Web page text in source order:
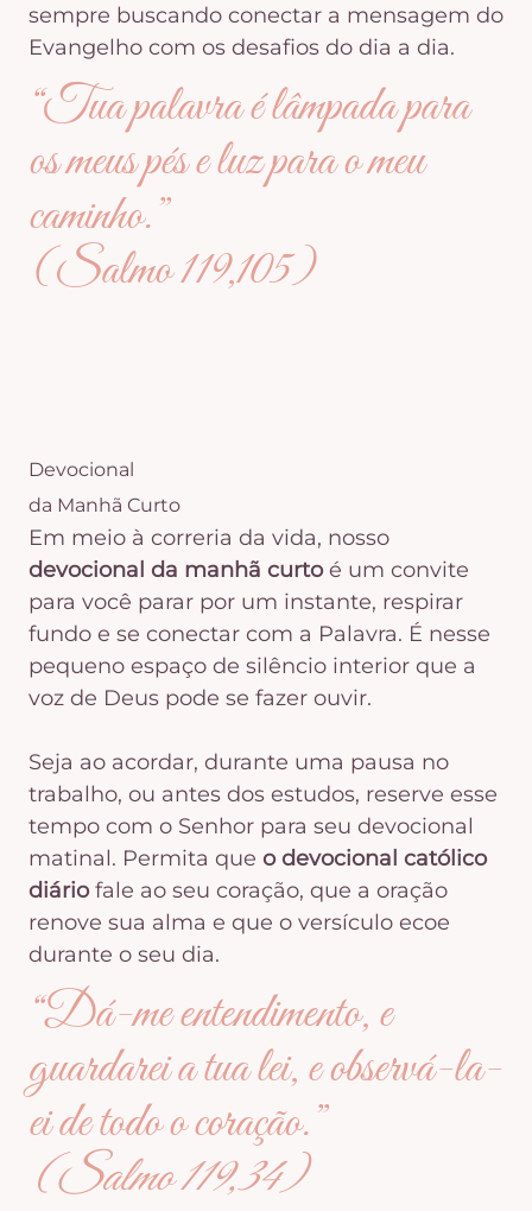
sempre buscando conectar a mensagem do
Evangelho com os desafios do dia a dia.
“Tua palavra é lâmpada para
os meus pés e luz para o meu
caminho.”
(Salmo 119,105)
Devocional
da Manhã Curto
Em meio à correria da vida, nosso
devocional da manhã curtoé um convite
para você parar por um instante, respirar
fundo e se conectar com a Palavra. É nesse
pequeno espaço de silêncio interior que a
voz de Deus pode se fazer ouvir.
Seja ao acordar, durante uma pausa no
trabalho, ou antes dos estudos, reserve esse
tempo com o Senhor para seu devocional
matinal. Permita que o devocional católico
diáriofale ao seu coração, que a oração
renove sua alma e que o versículo ecoe
durante o seu dia.
“Dá-me entendimento, e
guardarei a tua lei, e observá-la-
ei de todo o coração.”
(Salmo 119,34)